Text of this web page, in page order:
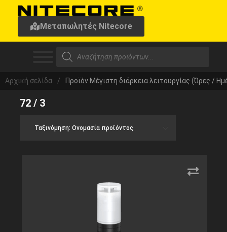
Μεταπωλητές Nitecore
Αρχική σελίδα / Προϊόν Μέγιστη διάρκεια λειτουργίας (Ώρες /
72 / 3